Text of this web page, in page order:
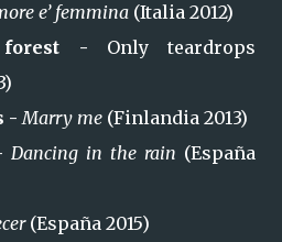
e’ femmina (Italia 2012)
forest - Only teardrops
-Marry me (Finlandia 2013)
Dancing in the rain (España
(España 2015)